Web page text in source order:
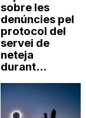
sobre les
denúncies pel
protocol del
servei de
neteja
durant...